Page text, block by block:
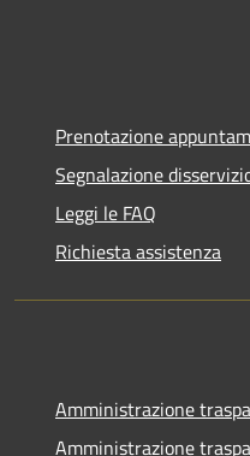
Prenotazione
Segnalazione
Leggi le FAQ
Richiesta assistenza
Amministrazione
Amministrazione